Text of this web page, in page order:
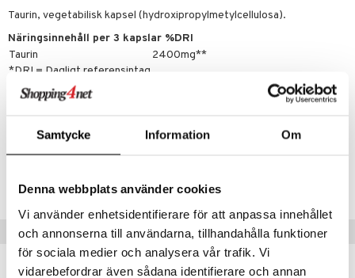
Samtycke Information Om
Denna webbplats använder cookies
Vi använder enhetsidentifierare för att anpassa innehållet
och annonserna till användarna, tillhandahålla funktioner
för sociala medier och analysera vår trafik. Vi
vidarebefordrar även sådana identifierare och annan
Taurin, vegetabilisk kapsel (hydroxipropylmetylcellulosa).
Näringsinnehåll per 3 kapslar %DRI
Taurin
2400mg**
*DRI = Dagligt referensintag
**DRI ej fastställt
HALKX-UF-90
Lägsta pris senaste 30 dagarna: 125 kr
Tips till dig
utan sol